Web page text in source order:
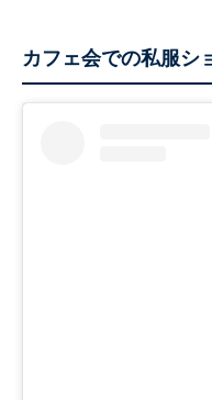
カフェ会での私服シ